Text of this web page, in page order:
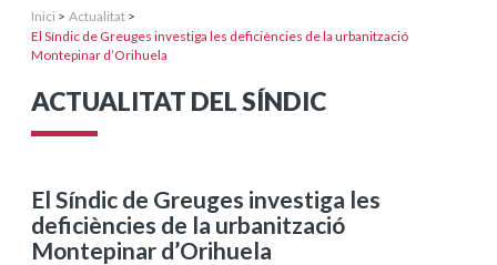
Inici > Actualitat >
El Síndic de Greuges investiga les deficiències de la urbanització
Montepinar d’Orihuela
ACTUALITAT DEL SÍNDIC
El Síndic de Greuges investiga les
deficiències de la urbanització
Montepinar d’Orihuela